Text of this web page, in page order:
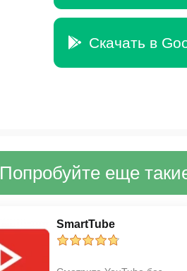
Скачать в
Попробуйте еще
SmartTube